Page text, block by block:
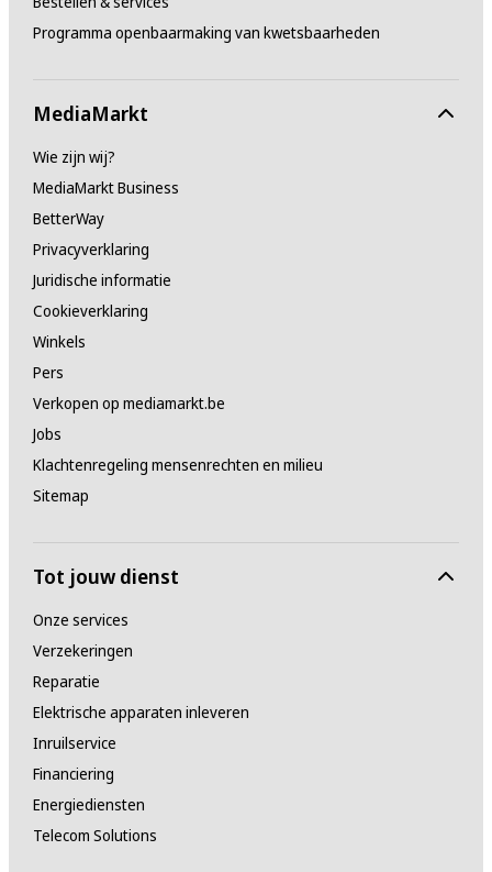
Programma openbaarmaking van kwetsbaarheden
MediaMarkt
Wie zijn wij?
MediaMarkt Business
BetterWay
Privacyverklaring
Juridische informatie
Cookieverklaring
Winkels
Pers
Verkopen op mediamarkt.be
Jobs
Klachtenregeling mensenrechten en milieu
Sitemap
Tot jouw dienst
Onze services
Verzekeringen
Reparatie
Elektrische apparaten inleveren
Inruilservice
Financiering
Energiediensten
Telecom Solutions